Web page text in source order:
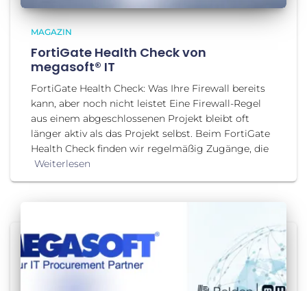
MAGAZIN
FortiGate Health Check von
megasoft® IT
FortiGate Health Check: Was Ihre Firewall bereits
kann, aber noch nicht leistet Eine Firewall-Regel
aus einem abgeschlossenen Projekt bleibt oft
länger aktiv als das Projekt selbst. Beim FortiGate
Health Check finden wir regelmäßig Zugänge, die
Weiterlesen